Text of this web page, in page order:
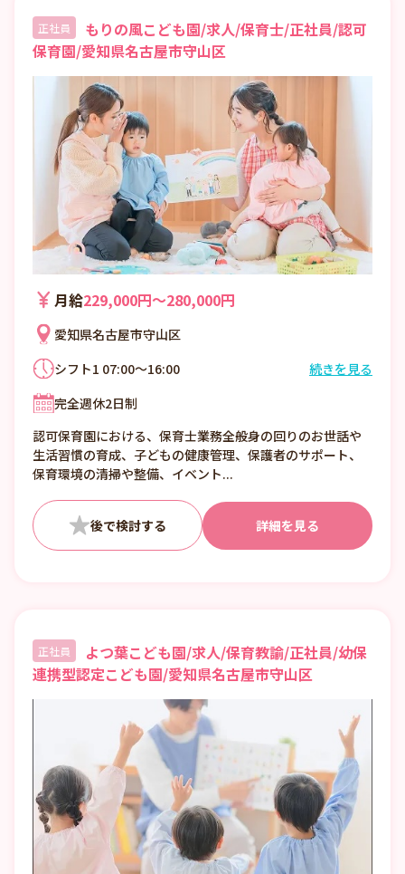
正社員
もりの風こども園/求人/保育士/正社員/認可
保育園/愛知県名古屋市守山区
月給229,000円〜280,000円
愛知県名古屋市守山区
シフト1 07:00～16:00
シフト3 11:00～20:00
続きを見る
完全週休2日制
認可保育園における、保育士業務全般身の回りのお世話や
生活習慣の育成、子どもの健康管理、保護者のサポート、
保育環境の清掃や整備、イベント...
詳細を見る
正社員
よつ葉こども園/求人/保育教諭/正社員/幼保
連携型認定こども園/愛知県名古屋市守山区